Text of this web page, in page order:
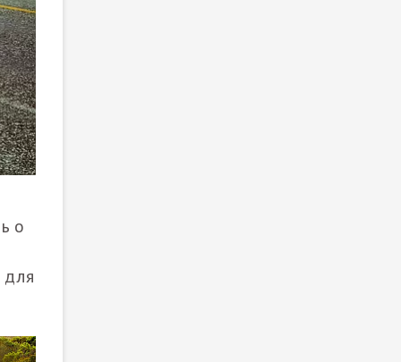
о
для